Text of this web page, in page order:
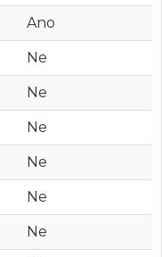
Ano
Ne
Ne
Ne
Ne
Ne
Ne